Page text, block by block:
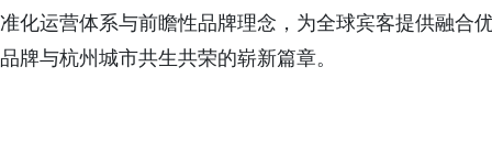
准化运营体系与前瞻性品牌理念，为全球宾客提供融合
品牌与杭州城市共生共荣的崭新篇章。